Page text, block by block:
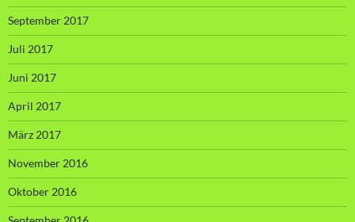
September 2017
Juli 2017
Juni 2017
April 2017
März 2017
November 2016
Oktober 2016